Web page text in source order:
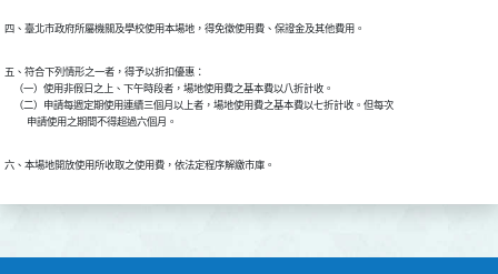
四、臺北市政府所屬機關及學校使用本場地，得免徵使用費、保證金及其他費用。
五、符合下列情形之一者，得予以折扣優惠：
    （一）使用非假日之上、下午時段者，場地使用費之基本費以八折計收。
    （二）申請每週定期使用連續三個月以上者，場地使用費之基本費以七折計收。但每次
          申請使用之期間不得超過六個月。
六、本場地開放使用所收取之使用費，依法定程序解繳市庫。